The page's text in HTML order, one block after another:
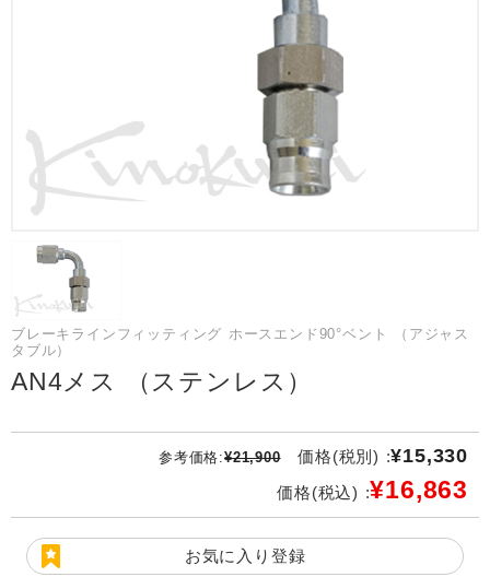
ブレーキラインフィッティング ホースエンド90°ベント （アジャス
タブル）
AN4メス （ステンレス）
参考価格:¥21,900 価格(税別) :¥15,330
価格(税込) :¥16,863
お気に入り登録